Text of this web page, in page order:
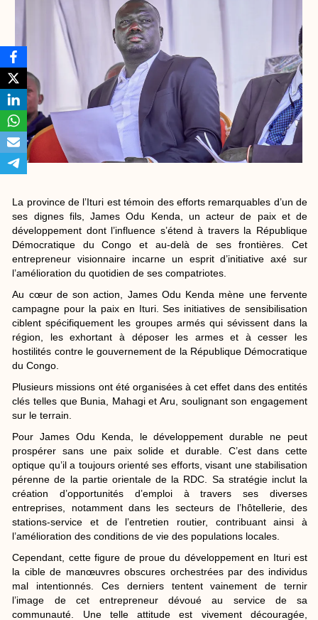
La province de l’Ituri est témoin des efforts remarquables d’un de
ses dignes fils, James Odu Kenda, un acteur de paix et de
développement dont l’influence s’étend à travers la République
Démocratique du Congo et au-delà de ses frontières. Cet
entrepreneur visionnaire incarne un esprit d’initiative axé sur
l’amélioration du quotidien de ses compatriotes.
Au cœur de son action, James Odu Kenda mène une fervente
campagne pour la paix en Ituri. Ses initiatives de sensibilisation
ciblent spécifiquement les groupes armés qui sévissent dans la
région, les exhortant à déposer les armes et à cesser les
hostilités contre le gouvernement de la République Démocratique
du Congo.
Plusieurs missions ont été organisées à cet effet dans des entités
clés telles que Bunia, Mahagi et Aru, soulignant son engagement
sur le terrain.
Pour James Odu Kenda, le développement durable ne peut
prospérer sans une paix solide et durable. C’est dans cette
optique qu’il a toujours orienté ses efforts, visant une stabilisation
pérenne de la partie orientale de la RDC. Sa stratégie inclut la
création d’opportunités d’emploi à travers ses diverses
entreprises, notamment dans les secteurs de l’hôtellerie, des
stations-service et de l’entretien routier, contribuant ainsi à
l’amélioration des conditions de vie des populations locales.
Cependant, cette figure de proue du développement en Ituri est
la cible de manœuvres obscures orchestrées par des individus
mal intentionnés. Ces derniers tentent vainement de ternir
l’image de cet entrepreneur dévoué au service de sa
communauté. Une telle attitude est vivement découragée,